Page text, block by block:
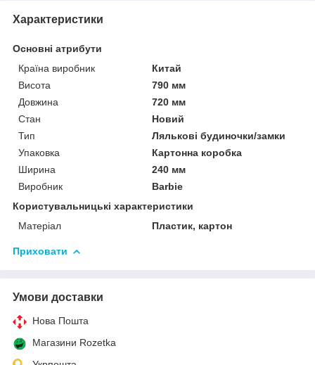
Характеристики
Основні атрибути
Країна виробник
Китай
Висота
790 мм
Довжина
720 мм
Стан
Новий
Тип
Лялькові будиночки/замки
Упаковка
Картонна коробка
Ширина
240 мм
Виробник
Barbie
Користувальницькі характеристики
Матеріал
Пластик, картон
Приховати
Умови доставки
Нова Пошта
Магазини Rozetka